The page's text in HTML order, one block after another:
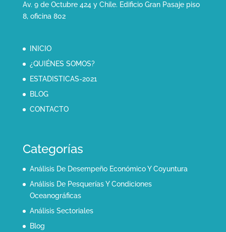
Av. 9 de Octubre 424 y Chile. Edificio Gran Pasaje piso
8, oficina 802
INICIO
¿QUIÉNES SOMOS?
ESTADISTICAS-2021
BLOG
CONTACTO
Categorías
Análisis De Desempeño Económico Y Coyuntura
Análisis De Pesquerías Y Condiciones
Oceanográficas
Análisis Sectoriales
Blog